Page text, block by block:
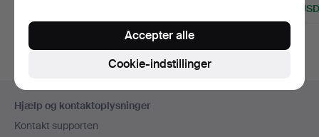
58 USD
Sidefodsnavigation
Hjælp og kontaktoplysninger
Kontakt supporten
Cookie-indstillinger
Accepter alle